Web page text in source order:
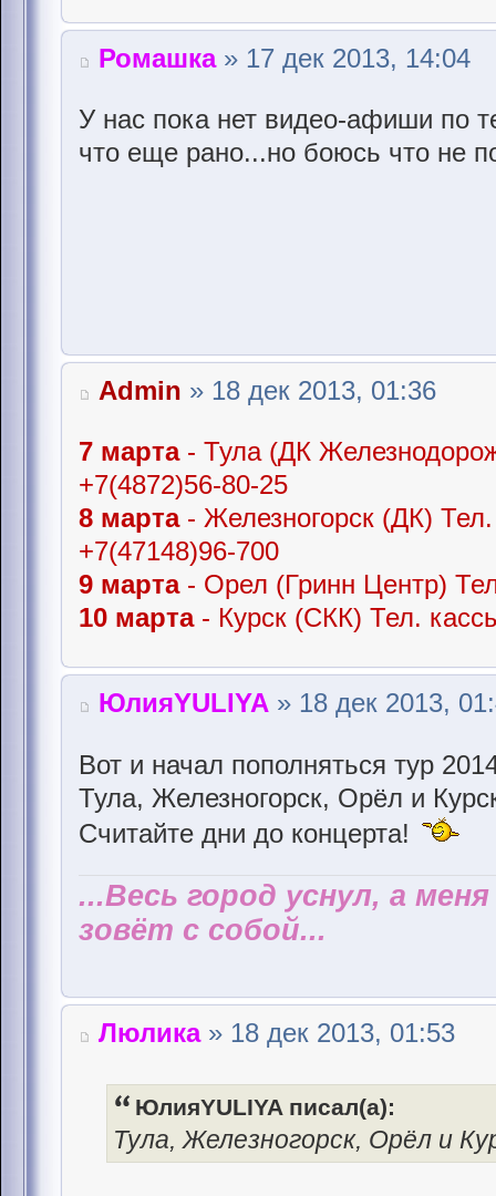
Ромашка» 17 дек 2013, 14:04
У нас пока нет видео-афиши по
что еще рано...но боюсь что не
Admin » 18 дек 2013, 01:36
7 марта - Тула (ДК
+7(4872)56-80-25
8 марта- Железногорск (ДК)
+7(47148)96-700
9 марта- Орел (Гринн Центр)
10 марта- Курск (СКК) Тел.
ЮлияYULIYA » 18 дек 2013,
Вот и начал пополняться тур
Тула, Железногорск, Орёл и
Считайте дни до концерта!
...Весь город уснул, а
зовёт с собой...
Люлика» 18 дек 2013, 01:53
ЮлияYULIYA писал(а):
Тула, Железногорск, Орёл и